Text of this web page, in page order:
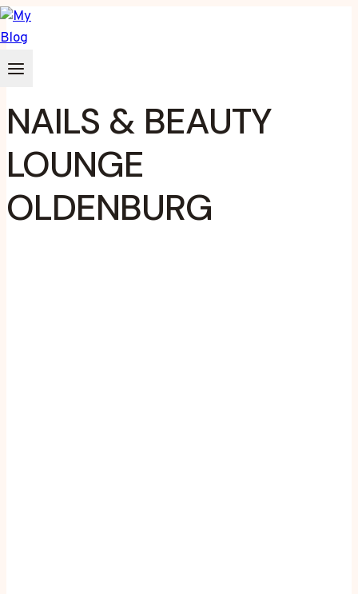
Zum
Inhalt
springen
NAILS & BEAUTY
LOUNGE
OLDENBURG